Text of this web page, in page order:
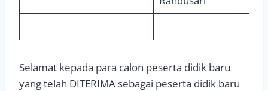
Selamat kepada para calon peserta didik baru
yang telah DITERIMA sebagai peserta didik baru